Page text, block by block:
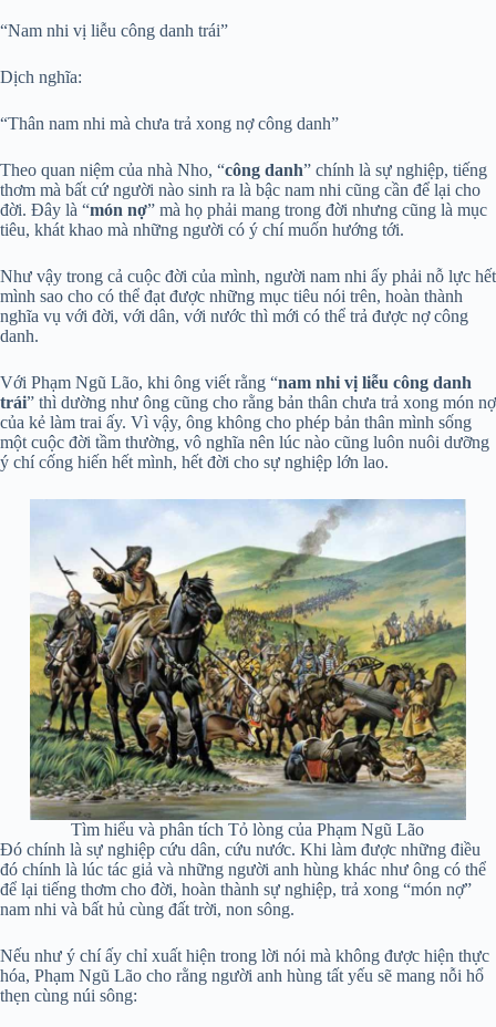
“Nam nhi vị liễu công danh trái”
Dịch nghĩa:
“Thân nam nhi mà chưa trả xong nợ công danh”
Theo quan niệm của nhà Nho, “công danh” chính là sự nghiệp, tiếng
thơm mà bất cứ người nào sinh ra là bậc nam nhi cũng cần để lại cho
đời. Đây là “món nợ” mà họ phải mang trong đời nhưng cũng là mục
tiêu, khát khao mà những người có ý chí muốn hướng tới.
Như vậy trong cả cuộc đời của mình, người nam nhi ấy phải nỗ lực hết
mình sao cho có thể đạt được những mục tiêu nói trên, hoàn thành
nghĩa vụ với đời, với dân, với nước thì mới có thể trả được nợ công
danh.
Với Phạm Ngũ Lão, khi ông viết rằng “nam nhi vị liễu công danh
trái” thì dường như ông cũng cho rằng bản thân chưa trả xong món nợ
của kẻ làm trai ấy. Vì vậy, ông không cho phép bản thân mình sống
một cuộc đời tầm thường, vô nghĩa nên lúc nào cũng luôn nuôi dưỡng
ý chí cống hiến hết mình, hết đời cho sự nghiệp lớn lao.
Tìm hiểu và phân tích Tỏ lòng của Phạm Ngũ Lão
Đó chính là sự nghiệp cứu dân, cứu nước. Khi làm được những điều
đó chính là lúc tác giả và những người anh hùng khác như ông có thể
để lại tiếng thơm cho đời, hoàn thành sự nghiệp, trả xong “món nợ”
nam nhi và bất hủ cùng đất trời, non sông.
Nếu như ý chí ấy chỉ xuất hiện trong lời nói mà không được hiện thực
hóa, Phạm Ngũ Lão cho rằng người anh hùng tất yếu sẽ mang nỗi hổ
thẹn cùng núi sông: